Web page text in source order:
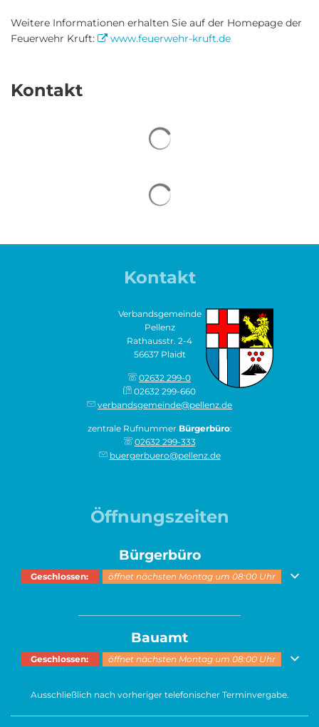
Weitere Informationen erhalten Sie auf der Homepage der
Feuerwehr Kruft:
www.feuerwehr-kruft.de
Kontakt
Kontakt
Verbandsgemeinde
Pellenz
Rathausstr. 2-4
56637 Plaidt
02632 299-0
02632 299-660
verbandsgemeinde@pellenz.de
zentrale Rufnummer Bürgerbüro:
02632 299-333
buergerbuero@pellenz.de
Öffnungszeiten
Bürgerbüro
Klicken, um weitere Öffnungs- oder Schließzeiten auszublenden
Geschlossen: öffnet nächsten Montag um 08:00 Uhr
Bauamt
Klicken, um weitere Öffnungs- oder Schließzeiten auszublenden
Geschlossen: öffnet nächsten Montag um 08:00 Uhr
Ausschließlich nach vorheriger telefonischer Terminvergabe.